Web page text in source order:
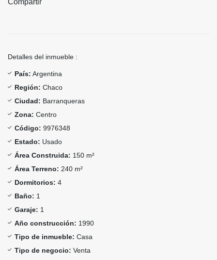
Compartir
Detalles del inmueble :
País: Argentina
Región: Chaco
Ciudad: Barranqueras
Zona: Centro
Código: 9976348
Estado: Usado
Área Construida: 150 m²
Área Terreno: 240 m²
Dormitorios: 4
Baño: 1
Garaje: 1
Año construcción: 1990
Tipo de inmueble: Casa
Tipo de negocio: Venta